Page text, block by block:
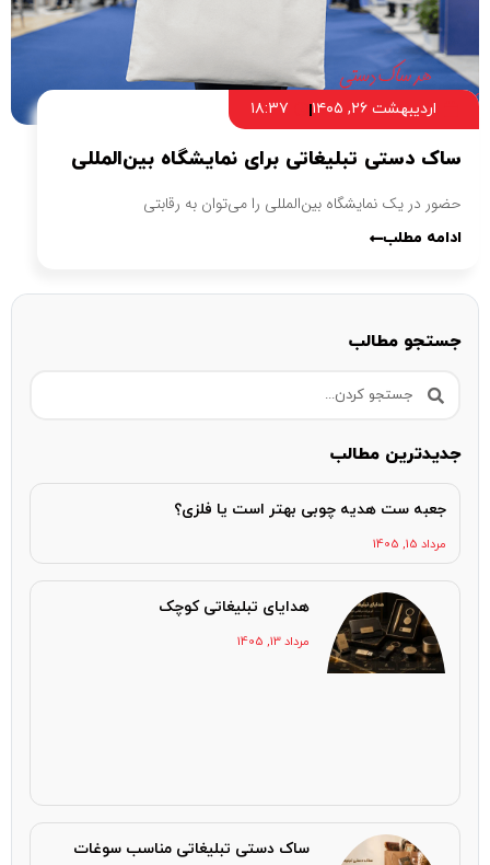
اردیبهشت ۲۶, ۱۴۰۵ ۱۸:۳۷
ساک دستی تبلیغاتی برای نمایشگاه بین‌المللی
حضور در یک نمایشگاه بین‌المللی را می‌توان به رقابتی
ادامه مطلب
جستجو مطالب
جدیدترین مطالب
جعبه ست هدیه چوبی بهتر است یا فلزی؟
مرداد 15, 1405
هدایای تبلیغاتی کوچک
مرداد 13, 1405
ساک دستی تبلیغاتی مناسب سوغات